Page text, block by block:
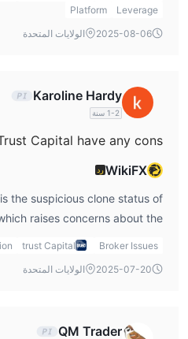
Leverage
Platform
2025-08-06
الولايات المتحدة
Karoline Hardy
1-2 سنة
Capital have any cons?
WikiFXرد
the suspicious clone status of
raises concerns about the
platform's credibility.
Broker Issues
trust Capital
2025-07-20
الولايات المتحدة
QM Trader